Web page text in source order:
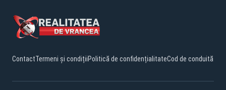
ContactTermeni și condițiiPolitică de confidențialitateCod de conduită